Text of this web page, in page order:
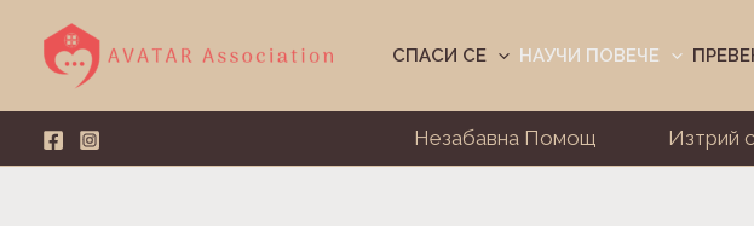
content
СПАСИ СЕ НАУЧИ ПОВЕЧЕ
Незабавна Помощ Изтрий